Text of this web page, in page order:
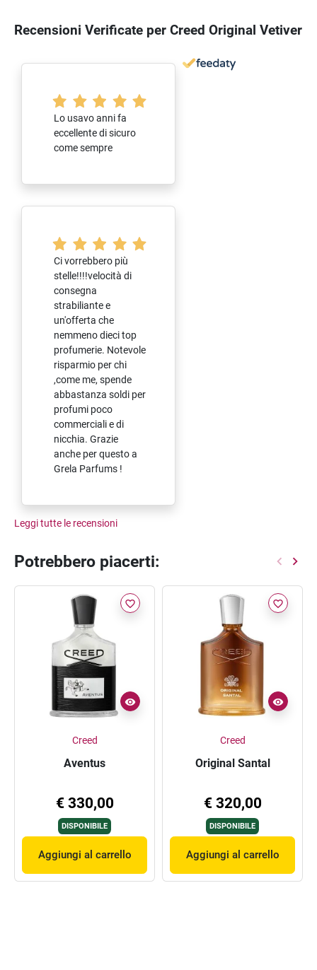
Recensioni Verificate per Creed Original Vetiver
Lo usavo anni fa
eccellente di sicuro
come sempre
Ci vorrebbero più
stelle!!!!velocità di
consegna
strabiliante e
un'offerta che
nemmeno dieci top
profumerie. Notevole
risparmio per chi
,come me, spende
abbastanza soldi per
profumi poco
commerciali e di
nicchia. Grazie
anche per questo a
Grela Parfums !
Leggi tutte le recensioni
Potrebbero piacerti:
favorite_border
Creed
Aventus
€ 330,00
DISPONIBILE
Aggiungi al carrello
favorite_border
Creed
Original Santal
€ 320,00
DISPONIBILE
Aggiungi al carrello